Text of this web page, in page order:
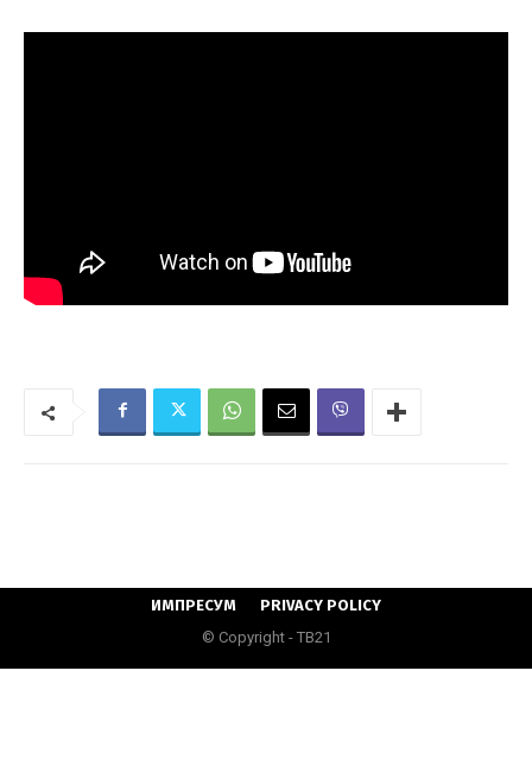
ИМПРЕСУМ
PRIVACY POLICY
© Copyright - ТВ21